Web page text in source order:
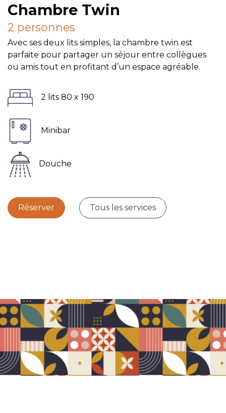
Chambre Twin
2 personnes
Avec ses deux lits simples, la chambre twin est
parfaite pour partager un séjour entre collègues
ou amis tout en profitant d’un espace agréable.
2 lits 80 x 190
Minibar
Douche
Réserver Tous les services